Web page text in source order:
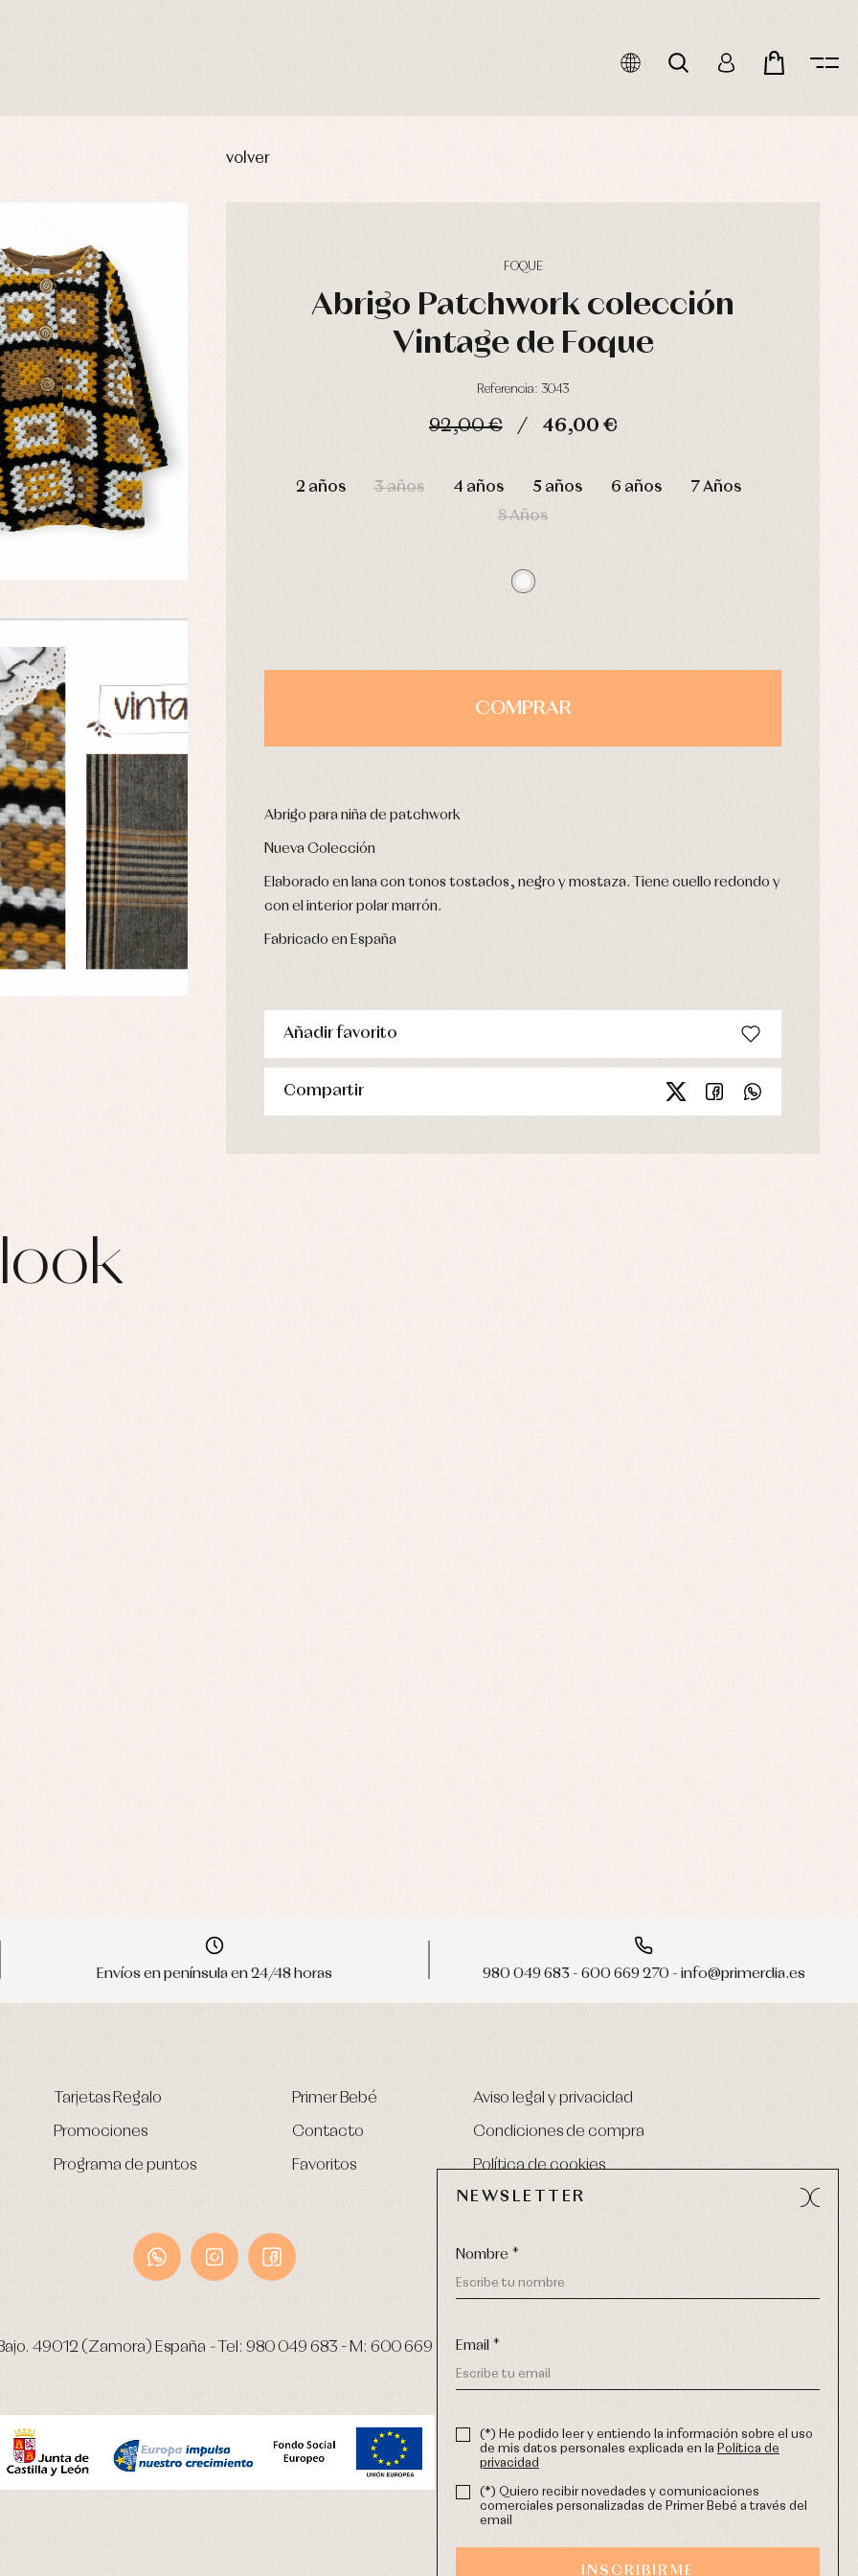
volver
FOQUE
Abrigo Patchwork colección
Vintage de Foque
Referencia: 3043
92,00 € 46,00 €
2 años 3 años 4 años 5 años 6 años
7 Años
8 Años
COMPRAR
Abrigo para niña de patchwork
Nueva Colección
Elaborado en lana con tonos tostados, negro y mostaza. Tiene cuello redondo y
con el interior polar marrón.
Fabricado en España
Añadir favorito
Compartir
Envíos en península en 24/48 horas 980 049 683 - 600 669 270 - info@primerdia.es
Tarjetas Regalo
Promociones
Programa de puntos
Primer Bebé
Contacto
Favoritos
Aviso legal y privacidad
Condiciones de compra
Política de cookies
49012 (Zamora) España -Tel: 980 049 683 - M: 600 669 270-email:
NEWSLETTER
Nombre *
Email *
(*) He podido leer y entiendo la información sobre el uso
de mis datos personales explicada en la Política de
privacidad
(*) Quiero recibir novedades y comunicaciones
comerciales personalizadas de Primer Bebé a través del
email
INSCRIBIRME
y camisas
y abrigos
y ranitas
interior
y fiesta
y camisas
y jersey
de abrigo
de baño
interior
Gorros y capotas
Leotardos
Puericultura